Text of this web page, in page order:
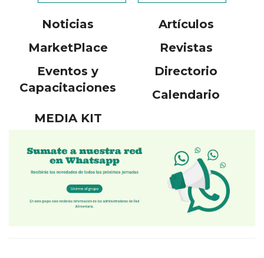
Noticias
Artículos
MarketPlace
Revistas
Eventos y
Capacitaciones
Directorio
Calendario
MEDIA KIT